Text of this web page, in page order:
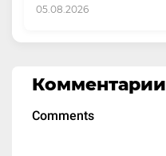
05.08.2026
Комментарии